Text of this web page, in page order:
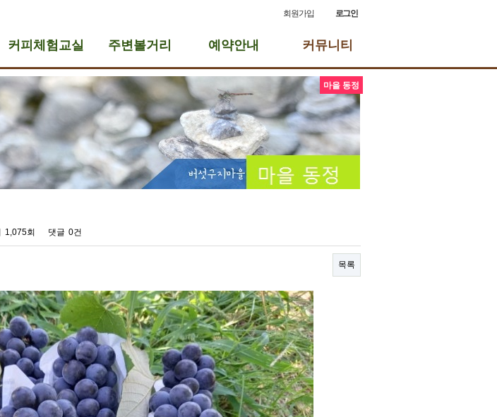
회원가입 로그인
커피체험교실 주변볼거리 예약안내 커뮤니티
마을 동정
1,075회 댓글 0건
목록